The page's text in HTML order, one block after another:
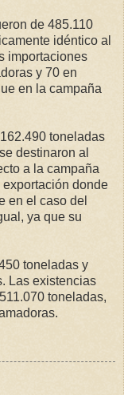
de 485.110
idéntico al
importaciones
y 70 en
en la campaña
toneladas
destinaron al
a la campaña
donde
en el caso del
ya que su
toneladas y
Las existencias
toneladas,